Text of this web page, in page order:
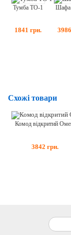
Тумба ТО-1
1841 грн. 3986
Схожі товари
Комод відкритий
3842 грн.